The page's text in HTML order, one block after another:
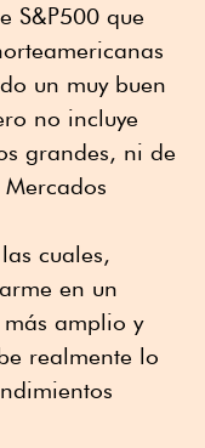
S&P500 que
un muy buen
no incluye
grandes, ni de
cuales,
en un
amplio y
realmente lo